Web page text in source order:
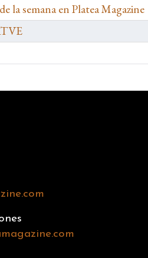
la semana en Platea Magazine